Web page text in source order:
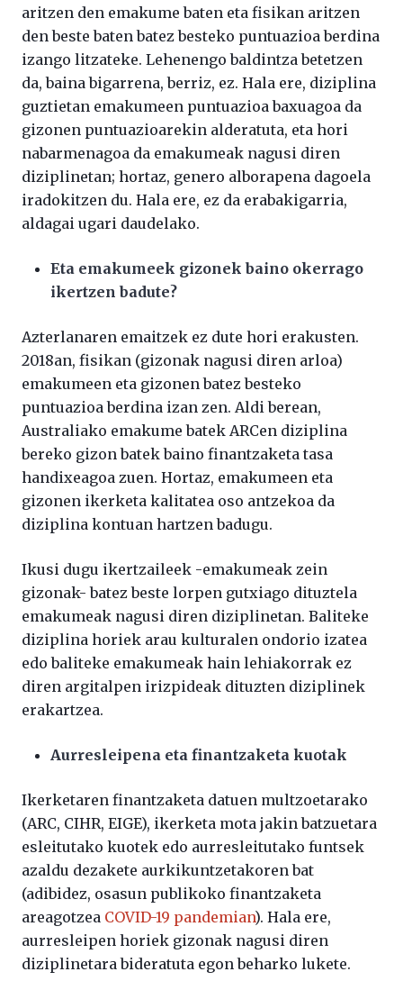
aritzen den emakume baten eta fisikan aritzen
den beste baten batez besteko puntuazioa berdina
izango litzateke. Lehenengo baldintza betetzen
da, baina bigarrena, berriz, ez. Hala ere, diziplina
guztietan emakumeen puntuazioa baxuagoa da
gizonen puntuazioarekin alderatuta, eta hori
nabarmenagoa da emakumeak nagusi diren
diziplinetan; hortaz, genero alborapena dagoela
iradokitzen du. Hala ere, ez da erabakigarria,
aldagai ugari daudelako.
Eta emakumeek gizonek baino okerrago
ikertzen badute?
Azterlanaren emaitzek ez dute hori erakusten.
2018an, fisikan (gizonak nagusi diren arloa)
emakumeen eta gizonen batez besteko
puntuazioa berdina izan zen. Aldi berean,
Australiako emakume batek ARCen diziplina
bereko gizon batek baino finantzaketa tasa
handixeagoa zuen. Hortaz, emakumeen eta
gizonen ikerketa kalitatea oso antzekoa da
diziplina kontuan hartzen badugu.
Ikusi dugu ikertzaileek -emakumeak zein
gizonak- batez beste lorpen gutxiago dituztela
emakumeak nagusi diren diziplinetan. Baliteke
diziplina horiek arau kulturalen ondorio izatea
edo baliteke emakumeak hain lehiakorrak ez
diren argitalpen irizpideak dituzten diziplinek
erakartzea.
Aurresleipena eta finantzaketa kuotak
Ikerketaren finantzaketa datuen multzoetarako
(ARC, CIHR, EIGE), ikerketa mota jakin batzuetara
esleitutako kuotek edo aurresleitutako funtsek
azaldu dezakete aurkikuntzetakoren bat
(adibidez, osasun publikoko finantzaketa
areagotzea COVID-19 pandemian). Hala ere,
aurresleipen horiek gizonak nagusi diren
diziplinetara bideratuta egon beharko lukete.